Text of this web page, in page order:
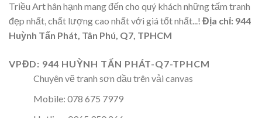
Triều Art hân hạnh mang đến cho quý khách những tấm tranh
đẹp nhất, chất lượng cao nhất với giá tốt nhất...! Địa chỉ: 944
Huỳnh Tấn Phát, Tân Phú, Q7, TPHCM
VPĐD: 944 HUỲNH TẤN PHÁT-Q7-TPHCM
Chuyên vẽ tranh sơn dầu trên vải canvas
Mobile: 078 675 7979